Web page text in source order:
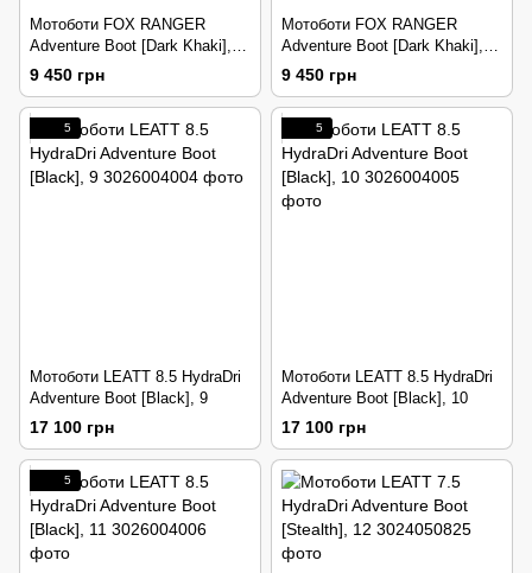
Мотоботи FOX RANGER
Adventure Boot [Dark Khaki],
11.5
9 450 грн
Мотоботи FOX RANGER
Adventure Boot [Dark Khaki],
12
9 450 грн
5
Мотоботи LEATT 8.5 HydraDri
Adventure Boot [Black], 9
17 100 грн
5
Мотоботи LEATT 8.5 HydraDri
Adventure Boot [Black], 10
17 100 грн
5